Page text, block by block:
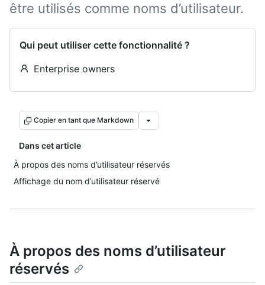
être utilisés comme noms d’utilisateur.
Qui peut utiliser cette fonctionnalité ?
Enterprise owners
Copier en tant que Markdown
Dans cet article
À propos des noms d’utilisateur réservés
Affichage du nom d’utilisateur réservé
À propos des noms d’utilisateur
réservés